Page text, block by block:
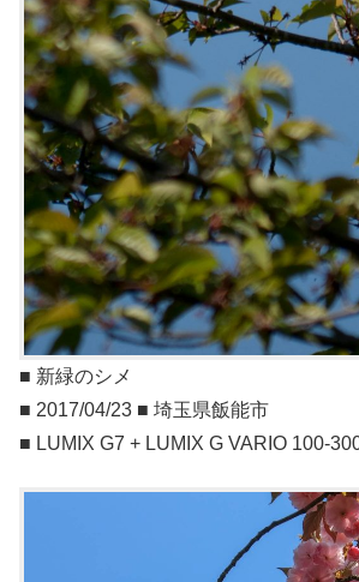
■ 新緑のシメ
■ 2017/04/23 ■ 埼玉県飯能市
■ LUMIX G7 + LUMIX G VARIO 100-